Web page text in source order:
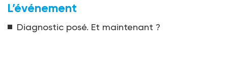
L’événement
Diagnostic posé. Et maintenant ?